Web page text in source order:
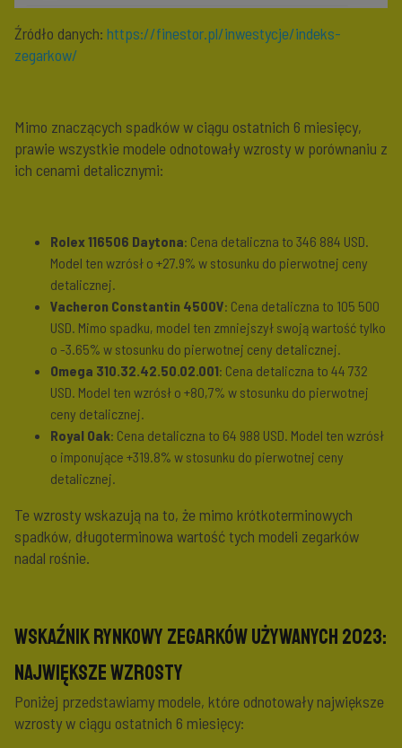
Źródło danych: https://finestor.pl/inwestycje/indeks-
zegarkow/
Mimo znaczących spadków w ciągu ostatnich 6 miesięcy,
prawie wszystkie modele odnotowały wzrosty w porównaniu z
ich cenami detalicznymi:
Rolex 116506 Daytona: Cena detaliczna to 346 884 USD.
Model ten wzrósł o +27.9% w stosunku do pierwotnej ceny
detalicznej.
Vacheron Constantin 4500V: Cena detaliczna to 105 500
USD. Mimo spadku, model ten zmniejszył swoją wartość tylko
o -3.65% w stosunku do pierwotnej ceny detalicznej.
Omega 310.32.42.50.02.001: Cena detaliczna to 44 732
USD. Model ten wzrósł o +80,7% w stosunku do pierwotnej
ceny detalicznej.
Royal Oak: Cena detaliczna to 64 988 USD. Model ten wzrósł
o imponujące +319.8% w stosunku do pierwotnej ceny
detalicznej.
Te wzrosty wskazują na to, że mimo krótkoterminowych
spadków, długoterminowa wartość tych modeli zegarków
nadal rośnie.
Wskaźnik Rynkowy Zegarków Używanych 2023:
Największe Wzrosty
Poniżej przedstawiamy modele, które odnotowały największe
wzrosty w ciągu ostatnich 6 miesięcy: